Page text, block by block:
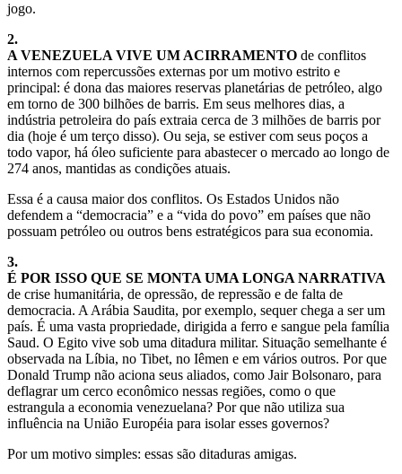
jogo.
2.
A VENEZUELA VIVE UM ACIRRAMENTO de conflitos
internos com repercussões externas por um motivo estrito e
principal: é dona das maiores reservas planetárias de petróleo, algo
em torno de 300 bilhões de barris. Em seus melhores dias, a
indústria petroleira do país extraia cerca de 3 milhões de barris por
dia (hoje é um terço disso). Ou seja, se estiver com seus poços a
todo vapor, há óleo suficiente para abastecer o mercado ao longo de
274 anos, mantidas as condições atuais.
Essa é a causa maior dos conflitos. Os Estados Unidos não
defendem a “democracia” e a “vida do povo” em países que não
possuam petróleo ou outros bens estratégicos para sua economia.
3.
É POR ISSO QUE SE MONTA UMA LONGA NARRATIVA
de crise humanitária, de opressão, de repressão e de falta de
democracia. A Arábia Saudita, por exemplo, sequer chega a ser um
país. É uma vasta propriedade, dirigida a ferro e sangue pela família
Saud. O Egito vive sob uma ditadura militar. Situação semelhante é
observada na Líbia, no Tibet, no Iêmen e em vários outros. Por que
Donald Trump não aciona seus aliados, como Jair Bolsonaro, para
deflagrar um cerco econômico nessas regiões, como o que
estrangula a economia venezuelana? Por que não utiliza sua
influência na União Européia para isolar esses governos?
Por um motivo simples: essas são ditaduras amigas.